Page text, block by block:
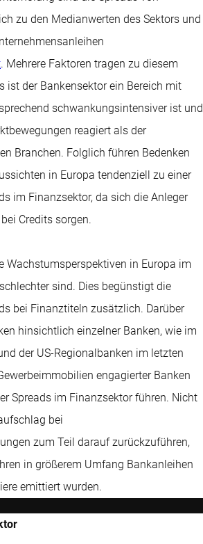
zu den Medianwerten des Sektors und
. Mehrere Faktoren tragen zu diesem
ist der Bankensektor ein Bereich mit
schwankungsintensiver ist und
reagiert als der
Branchen. Folglich führen Bedenken
in Europa tendenziell zu einer
im Finanzsektor, da sich die Anleger
Credits sorgen.
Wachstumsperspektiven in Europa im
sind. Dies begünstigt die
bei Finanztiteln zusätzlich. Darüber
hinsichtlich einzelner Banken, wie im
der US-Regionalbanken im letzten
engagierter Banken
Spreads im Finanzsektor führen. Nicht
bei
zum Teil darauf zurückzuführen,
in größerem Umfang Bankanleihen
emittiert wurden.